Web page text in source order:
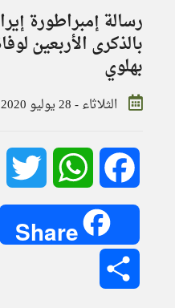
رسالة إمبراطورة
بالذكرى الأربعين
بهلوي
الثلاثاء - 28 يوليو 2020 - 22:46:16
Facebook
WhatsApp
Share